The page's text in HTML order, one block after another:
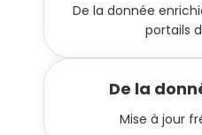
De la donnée
portails
De la
Mise à jour